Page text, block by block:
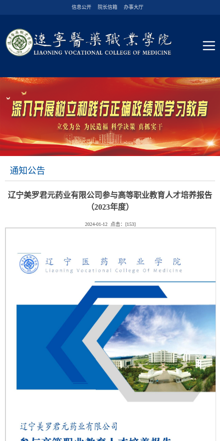
信息公开 院长信箱 办事大厅
通知公告
辽宁美罗君元药业有限公司参与高等职业教育人才培养报告
（2023年度）
2024-01-12 点击：[153]